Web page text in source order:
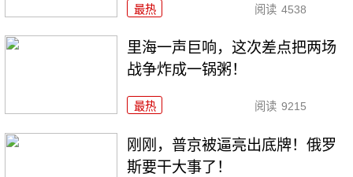
最热 阅读 4538
里海一声巨响，这次差点把两场
战争炸成一锅粥！
最热 阅读 9215
刚刚，普京被逼亮出底牌！俄罗
斯要干大事了！